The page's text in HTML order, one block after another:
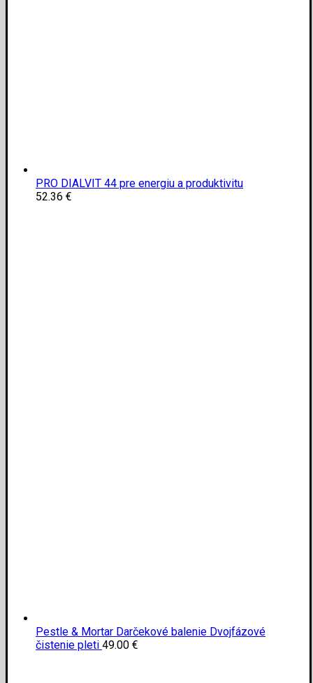
PRO DIALVIT 44 pre energiu a produktivitu
52.36 €
Pestle & Mortar Darčekové balenie Dvojfázové
čistenie pleti 49.00 €